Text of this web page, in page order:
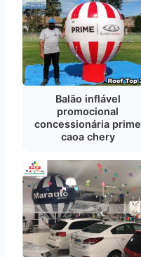
Balão inflável
promocional
concessionária prime
caoa chery